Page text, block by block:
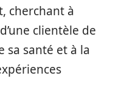
cherchant à
clientèle de
sa santé et à la